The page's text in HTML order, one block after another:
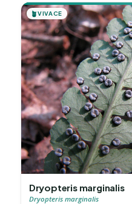
🪴VIVACE
Dryopteris marginalis
Dryopteris marginalis